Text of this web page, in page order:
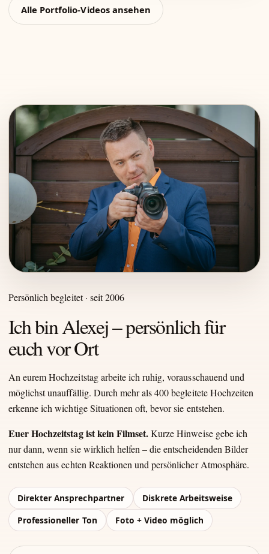
Alle Portfolio-Videos ansehen
Persönlich begleitet · seit 2006
Ich bin Alexej – persönlich für
euch vor Ort
An eurem Hochzeitstag arbeite ich ruhig, vorausschauend und
möglichst unauffällig. Durch mehr als 400 begleitete Hochzeiten
erkenne ich wichtige Situationen oft, bevor sie entstehen.
Euer Hochzeitstag ist kein Filmset.Kurze Hinweise gebe ich
nur dann, wenn sie wirklich helfen – die entscheidenden Bilder
entstehen aus echten Reaktionen und persönlicher Atmosphäre.
Direkter Ansprechpartner
Diskrete Arbeitsweise
Professioneller Ton
Foto + Video möglich